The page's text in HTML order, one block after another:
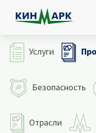
Услуги
Безопасность
Отрасли